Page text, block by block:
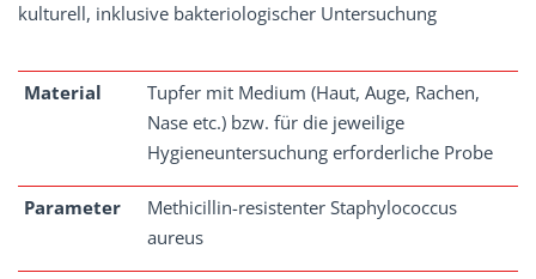
kulturell, inklusive bakteriologischer Untersuchung
Material
Tupfer mit Medium (Haut, Auge, Rachen,
Nase etc.) bzw. für die jeweilige
Hygieneuntersuchung erforderliche Probe
Parameter
Methicillin-resistenter Staphylococcus
aureus